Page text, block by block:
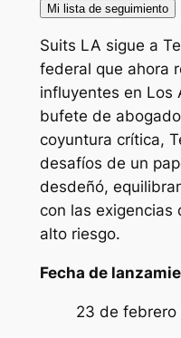
Mi lista de seguimiento
Suits LA sigue a
federal que ahora
influyentes en Los
bufete de
coyuntura crítica,
desafíos de un
desdeñó,
con las exigencias
alto riesgo.
Fecha de
23 de febrero